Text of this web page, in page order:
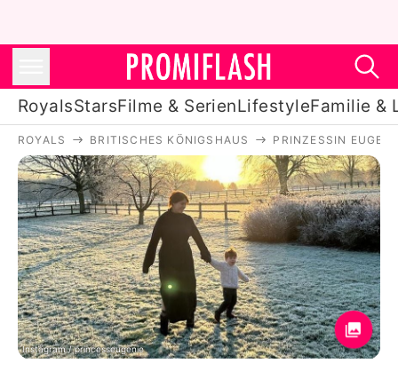
RoyalsStarsFilme & SerienLifestyleFamilie &
Royals
Stars
Filme & Serien
Lifestyle
Familie & Liebe
Promiflash Exklusiv
ROYALS BRITISCHES KÖNIGSHAUS PRINZESSIN
Instagram / princesseugenie